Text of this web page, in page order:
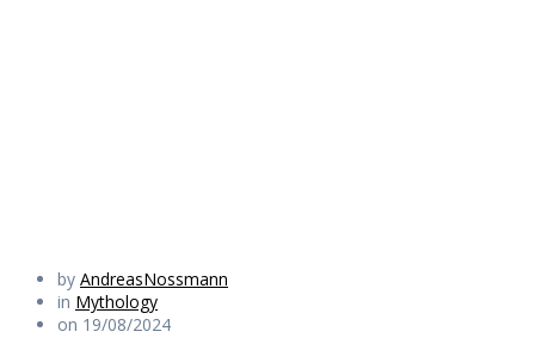
by AndreasNossmann
in Mythology
on 19/08/2024